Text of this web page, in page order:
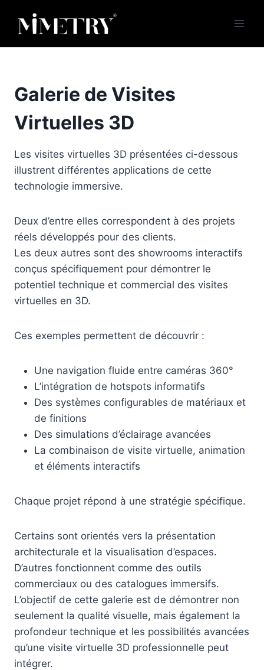
Galerie de Visites
Virtuelles 3D
Les visites virtuelles 3D présentées ci-dessous
illustrent différentes applications de cette
technologie immersive.
Deux d’entre elles correspondent à des projets
réels développés pour des clients.
Les deux autres sont des showrooms interactifs
conçus spécifiquement pour démontrer le
potentiel technique et commercial des visites
virtuelles en 3D.
Ces exemples permettent de découvrir :
Une navigation fluide entre caméras 360°
L’intégration de hotspots informatifs
Des systèmes configurables de matériaux et
de finitions
Des simulations d’éclairage avancées
La combinaison de visite virtuelle, animation
et éléments interactifs
Chaque projet répond à une stratégie spécifique.
Certains sont orientés vers la présentation
architecturale et la visualisation d’espaces.
D’autres fonctionnent comme des outils
commerciaux ou des catalogues immersifs.
L’objectif de cette galerie est de démontrer non
seulement la qualité visuelle, mais également la
profondeur technique et les possibilités avancées
qu’une visite virtuelle 3D professionnelle peut
intégrer.